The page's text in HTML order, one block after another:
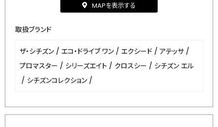
MAPを表示する
取扱ブランド
ザ・シチズン / エコ・ドライブ ワン / エクシード / アテッサ /
プロマスター / シリーズエイト / クロスシー / シチズン エル
/ シチズンコレクション /